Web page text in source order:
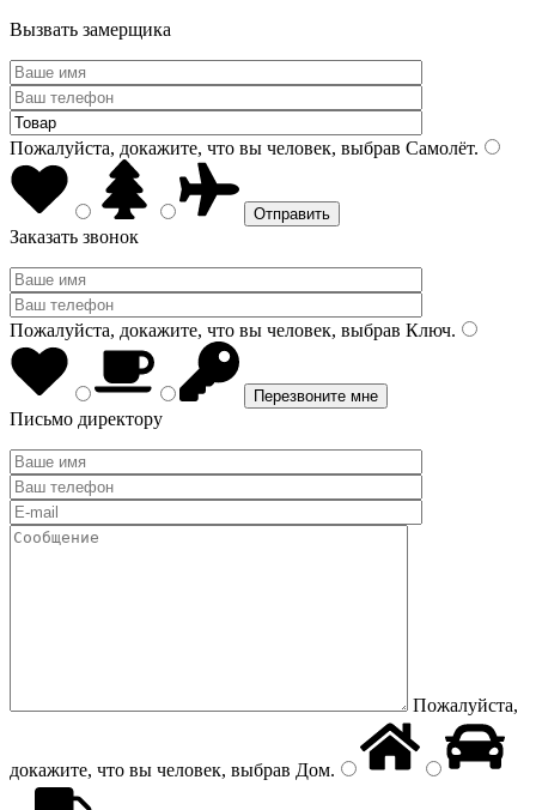
Вызвать замерщика
Пожалуйста, докажите, что вы человек, выбрав Самолёт.
Заказать звонок
Пожалуйста, докажите, что вы человек, выбрав Ключ.
Письмо директору
Пожалуйста,
докажите, что вы человек, выбрав Дом.